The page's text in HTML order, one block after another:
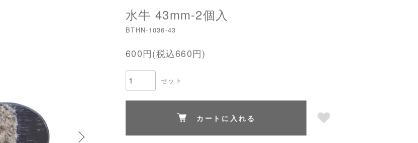
水牛 43mm-2個入
BTHN-1036-43
600円(税込660円)
セット
カートに入れる